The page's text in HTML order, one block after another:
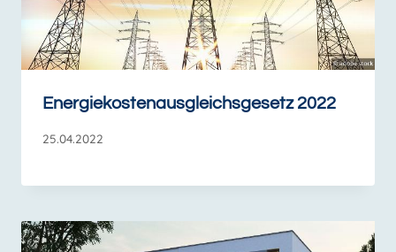
Energiekostenausgleichsgesetz 2022
25.04.2022